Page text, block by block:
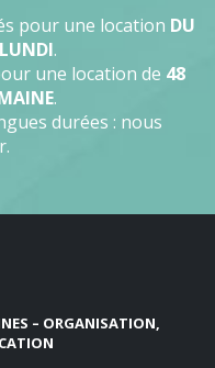
pour une location DU
.
une location de 48
.
durées : nous
– ORGANISATION,